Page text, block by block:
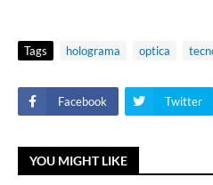
Tags holograma optica
Facebook Twitter
YOU MIGHT LIKE